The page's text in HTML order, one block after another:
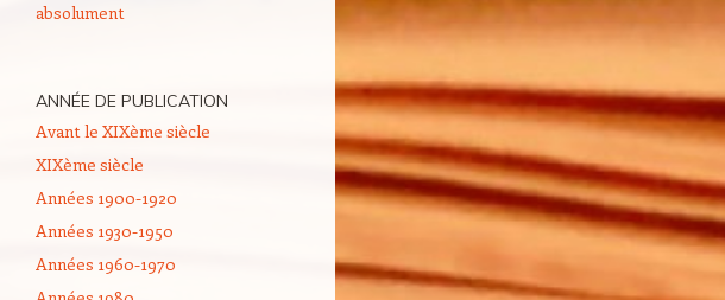
absolument
ANNÉE DE PUBLICATION
Avant le XIXème siècle
XIXème siècle
Années 1900-1920
Années 1930-1950
Années 1960-1970